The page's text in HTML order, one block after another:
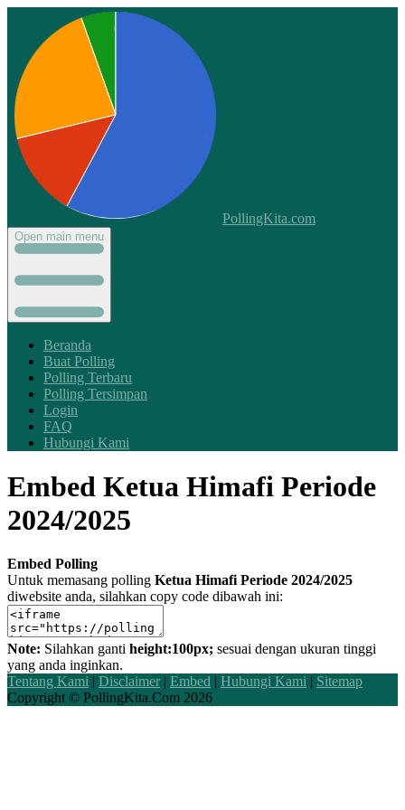
PollingKita.com
Open main menu
Beranda
Buat Polling
Polling Terbaru
Polling Tersimpan
Login
FAQ
Hubungi Kami
Embed Ketua Himafi Periode
2024/2025
Embed Polling
Untuk memasang polling Ketua Himafi Periode 2024/2025
diwebsite anda, silahkan copy code dibawah ini:
Note: Silahkan ganti height:100px; sesuai dengan ukuran tinggi
yang anda inginkan.
Tentang Kami | Disclaimer | Embed | Hubungi Kami | Sitemap
Copyright © PollingKita.Com 2026